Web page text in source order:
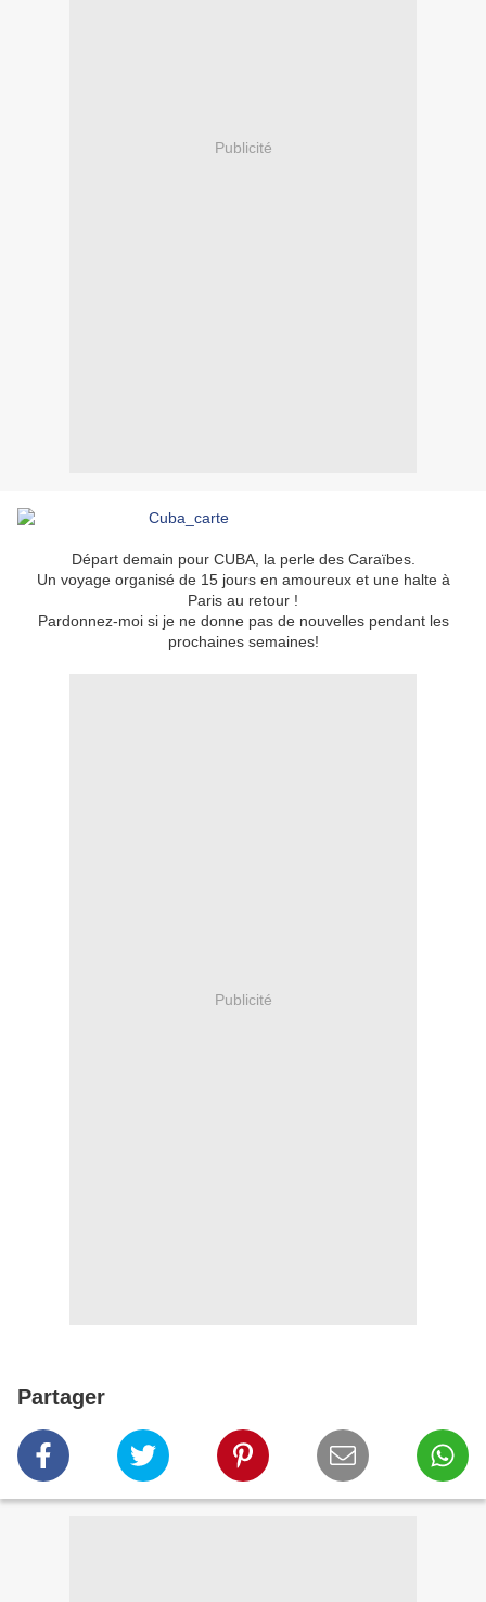
Publicité
Départ demain pour CUBA, la perle des Caraïbes.
Un voyage organisé de 15 jours en amoureux et une halte à
Paris au retour !
Pardonnez-moi si je ne donne pas de nouvelles pendant les
prochaines semaines!
Publicité
Partager